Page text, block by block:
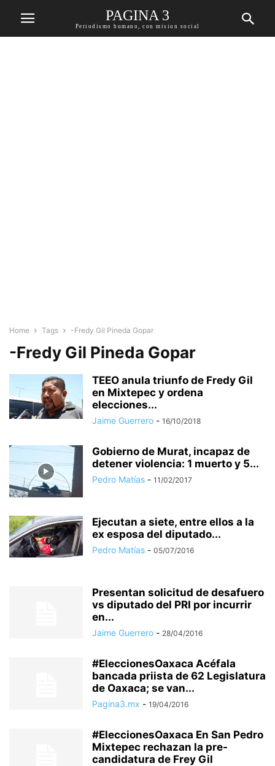
PAGINA 3
Periodismo humano, con mision social
Home Tags -Fredy Gil Pineda Gopar
-Fredy Gil Pineda Gopar
TEEO anula triunfo de Fredy Gil
en Mixtepec y ordena
elecciones...
Jaime Guerrero - 16/10/2018
Gobierno de Murat, incapaz de
detener violencia: 1 muerto y 5...
Pedro Matías - 11/02/2017
Ejecutan a siete, entre ellos a la
ex esposa del diputado...
Pedro Matías - 05/07/2016
Presentan solicitud de desafuero
vs diputado del PRI por incurrir
en...
Jaime Guerrero - 28/04/2016
#EleccionesOaxaca Acéfala
bancada priista de 62 Legislatura
de Oaxaca; se van...
Pagina3.mx - 19/04/2016
#EleccionesOaxaca En San Pedro
Mixtepec rechazan la pre-
candidatura de Frey Gil